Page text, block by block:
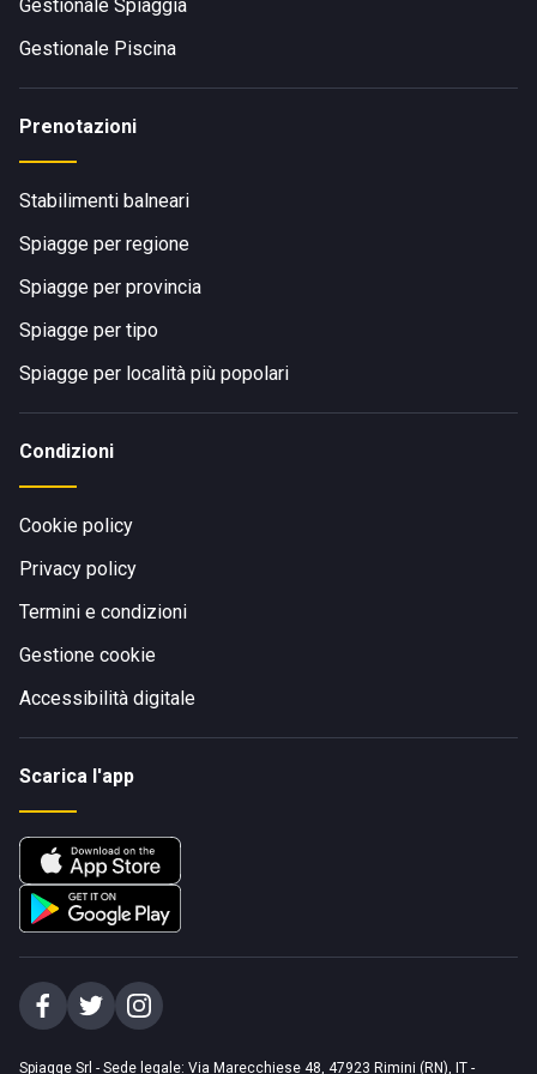
Gestionale Spiaggia
Gestionale Piscina
Prenotazioni
Stabilimenti balneari
Spiagge per regione
Spiagge per provincia
Spiagge per tipo
Spiagge per località più popolari
Condizioni
Cookie policy
Privacy policy
Termini e condizioni
Gestione cookie
Accessibilità digitale
Scarica l'app
Spiagge Srl - Sede legale: Via Marecchiese 48, 47923 Rimini (RN), IT -